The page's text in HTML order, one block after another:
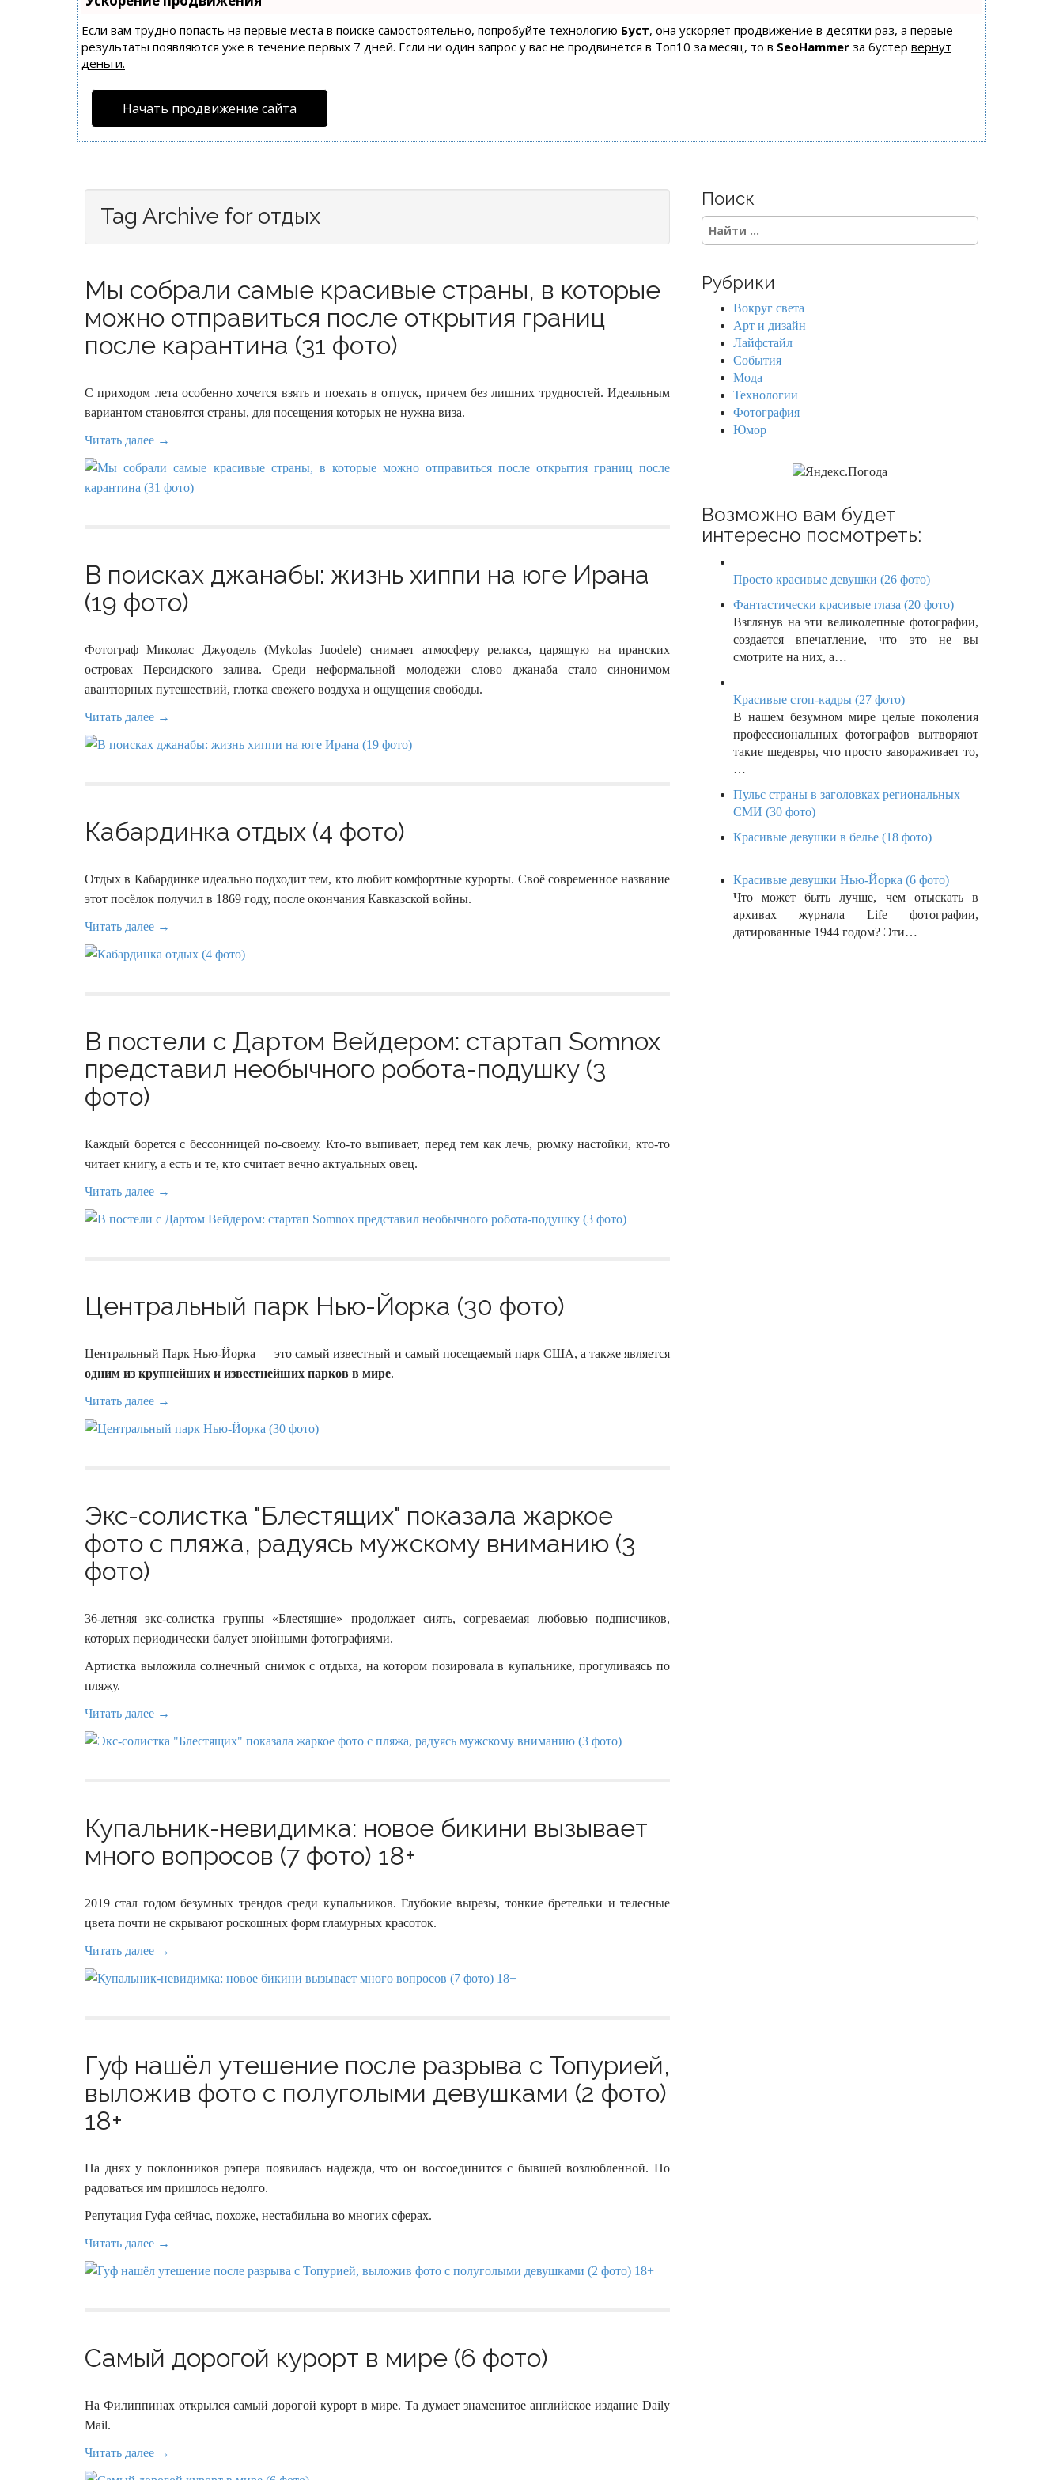
Если вам трудно попасть на первые места в поиске самостоятельно, попробуйте технологию Буст, она ускоряет продвижение в десятки раз, а первые
результаты появляются уже в течение первых 7 дней. Если ни один запрос у вас не продвинется в Топ10 за месяц, то в SeoHammer за бустер вернут
деньги.
Начать продвижение сайта
Tag Archive for отдых
Мы собрали самые красивые страны, в которые
можно отправиться после открытия границ
после карантина (31 фото)
С приходом лета особенно хочется взять и поехать в отпуск, причем без лишних трудностей. Идеальным
вариантом становятся страны, для посещения которых не нужна виза.
Читать далее →
В поисках джанабы: жизнь хиппи на юге Ирана
(19 фото)
Фотограф Миколас Джуодель (Mykolas Juodele) снимает атмосферу релакса, царящую на иранских
островах Персидского залива. Среди неформальной молодежи слово джанаба стало синонимом
авантюрных путешествий, глотка свежего воздуха и ощущения свободы.
Читать далее →
Кабардинка отдых (4 фото)
Отдых в Кабардинке идеально подходит тем, кто любит комфортные курорты. Своё современное название
этот посёлок получил в 1869 году, после окончания Кавказской войны.
Читать далее →
В постели с Дартом Вейдером: стартап Somnox
представил необычного робота-подушку (3
фото)
Каждый борется с бессонницей по-своему. Кто-то выпивает, перед тем как лечь, рюмку настойки, кто-то
читает книгу, а есть и те, кто считает вечно актуальных овец.
Читать далее →
Центральный парк Нью-Йорка (30 фото)
Центральный Парк Нью-Йорка — это самый известный и самый посещаемый парк США, а также является
одним из крупнейших и известнейших парков в мире.
Читать далее →
Экс-солистка "Блестящих" показала жаркое
фото с пляжа, радуясь мужскому вниманию (3
фото)
36-летняя экс-солистка группы «Блестящие» продолжает сиять, согреваемая любовью подписчиков,
которых периодически балует знойными фотографиями.
Артистка выложила солнечный снимок с отдыха, на котором позировала в купальнике, прогуливаясь по
пляжу.
Читать далее →
Купальник-невидимка: новое бикини вызывает
много вопросов (7 фото) 18+
2019 стал годом безумных трендов среди купальников. Глубокие вырезы, тонкие бретельки и телесные
цвета почти не скрывают роскошных форм гламурных красоток.
Читать далее →
Гуф нашёл утешение после разрыва с Топурией,
выложив фото с полуголыми девушками (2 фото)
18+
На днях у поклонников рэпера появилась надежда, что он воссоединится с бывшей возлюбленной. Но
радоваться им пришлось недолго.
Репутация Гуфа сейчас, похоже, нестабильна во многих сферах.
Читать далее →
Самый дорогой курорт в мире (6 фото)
На Филиппинах открылся самый дорогой курорт в мире. Та думает знаменитое английское издание Daily
Mail.
Читать далее →
Поиск
S
e
c
Рубрики
Вокруг света
Арт и дизайн
Лайфстайл
События
Мода
Технологии
Фотография
Юмор
Возможно вам будет
интересно посмотреть:
Просто красивые девушки (26 фото)
Фантастически красивые глаза (20 фото)
Взглянув на эти великолепные фотографии,
создается впечатление, что это не вы
смотрите на них, а…
Красивые стоп-кадры (27 фото)
В нашем безумном мире целые поколения
профессиональных фотографов вытворяют
такие шедевры, что просто завораживает то,
…
Пульс страны в заголовках региональных
СМИ (30 фото)
Красивые девушки в белье (18 фото)
Красивые девушки Нью-Йорка (6 фото)
Что может быть лучше, чем отыскать в
архивах журнала Life фотографии,
датированные 1944 годом? Эти…